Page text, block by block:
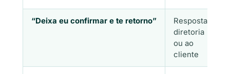
“Deixa eu confirmar e te retorno”
Resposta à
diretoria
ou ao
cliente